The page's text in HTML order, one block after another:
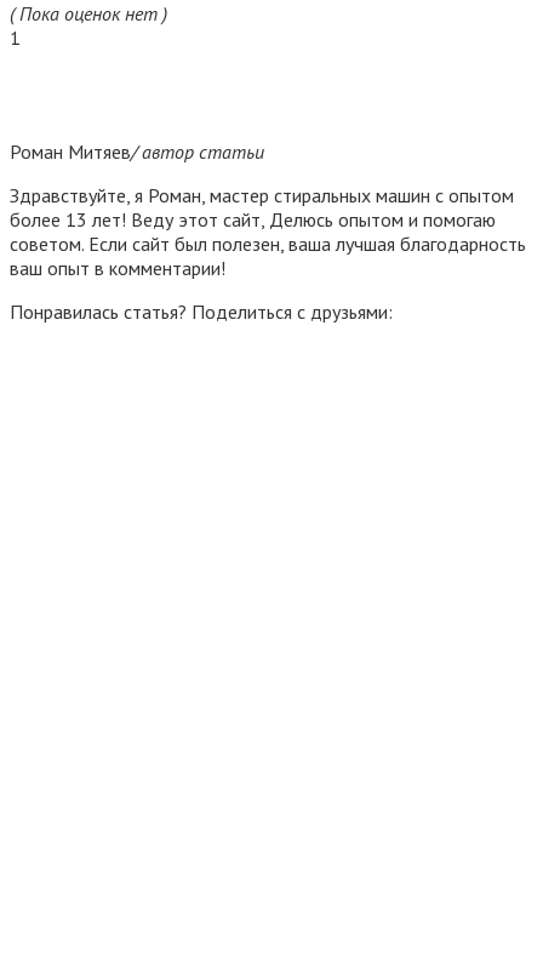
( Пока оценок нет )
1
Роман Митяев/ автор статьи
Здравствуйте, я Роман, мастер стиральных машин с опытом
более 13 лет! Веду этот сайт, Делюсь опытом и помогаю
советом. Если сайт был полезен, ваша лучшая благодарность
ваш опыт в комментарии!
Понравилась статья? Поделиться с друзьями: